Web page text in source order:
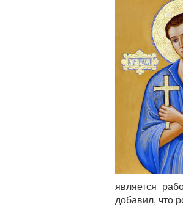
является
добавил, что